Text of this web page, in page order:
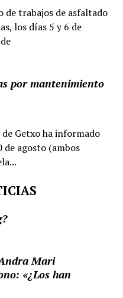
trabajos de asfaltado
los días 5 y 6 de
por mantenimiento
Getxo ha informado
de agosto (ambos
Mari
«¿Los han